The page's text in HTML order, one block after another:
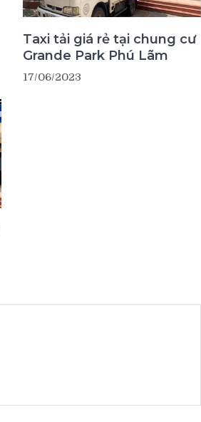
Taxi tải giá rẻ tại chung cư
Grande Park Phú Lãm
17/06/2023